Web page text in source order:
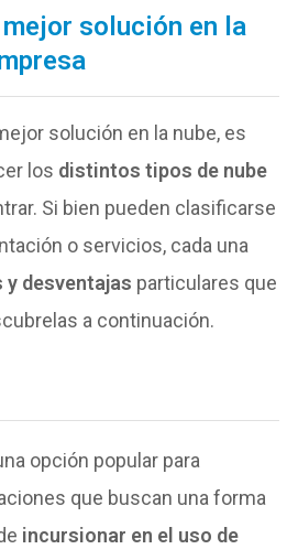
solución en la
solución en la nube, es
los distintos tipos de nube
Si bien pueden clasificarse
o servicios, cada una
y desventajas particulares que
a continuación.
opción popular para
que buscan una forma
incursionar en el uso de